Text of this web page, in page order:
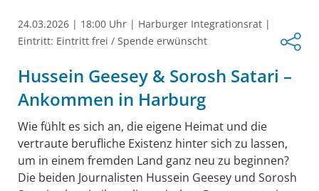
24.03.2026 | 18:00 Uhr | Harburger Integrationsrat |
Eintritt: Eintritt frei / Spende erwünscht
Hussein Geesey & Sorosh Satari –
Ankommen in Harburg
Wie fühlt es sich an, die eigene Heimat und die
vertraute berufliche Existenz hinter sich zu lassen,
um in einem fremden Land ganz neu zu beginnen?
Die beiden Journalisten Hussein Geesey und Sorosh